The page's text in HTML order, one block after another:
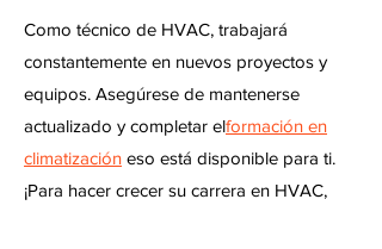
Como técnico de HVAC, trabajará
constantemente en nuevos proyectos y
equipos. Asegúrese de mantenerse
actualizado y completar elformación en
climatización eso está disponible para ti.
¡Para hacer crecer su carrera en HVAC,